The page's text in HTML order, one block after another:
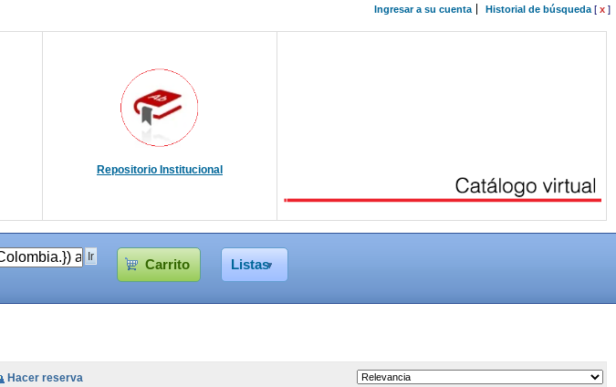
Ingresar a su cuenta Historial de búsqueda[ x ]
Repositorio Institucional
Carrito Listas